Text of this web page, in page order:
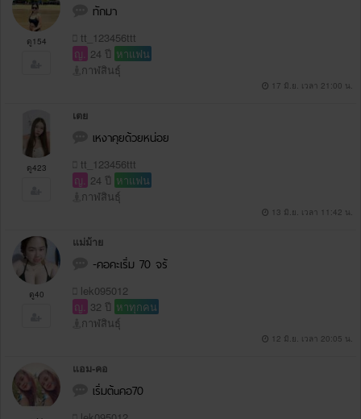
ดู154
ทักมา
tt_123456ttt
ญ. 24 ปี หาแฟน
กาฬสินธุ์
17 มิ.ย. เวลา 21:00 น.
ดู423
เตย
เหงาคุยด้วยหน่อย
tt_123456ttt
ญ. 24 ปี หาแฟน
กาฬสินธุ์
13 มิ.ย. เวลา 11:42 น.
ดู40
แม่ม้าย
-คอคะเริ่ม 70 จร้
lek095012
ญ. 32 ปี หาทุกคน
กาฬสินธุ์
12 มิ.ย. เวลา 20:05 น.
แอม-คอ
เริ่มต้uคอ70